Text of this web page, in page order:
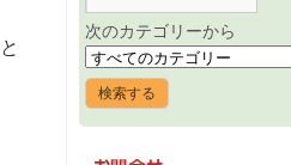
次のカテゴリーから